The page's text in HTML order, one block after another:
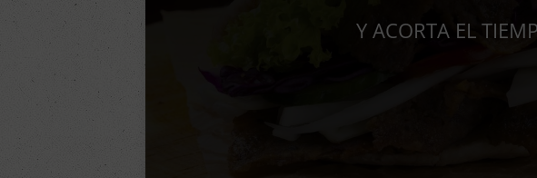
Y ACORTA EL